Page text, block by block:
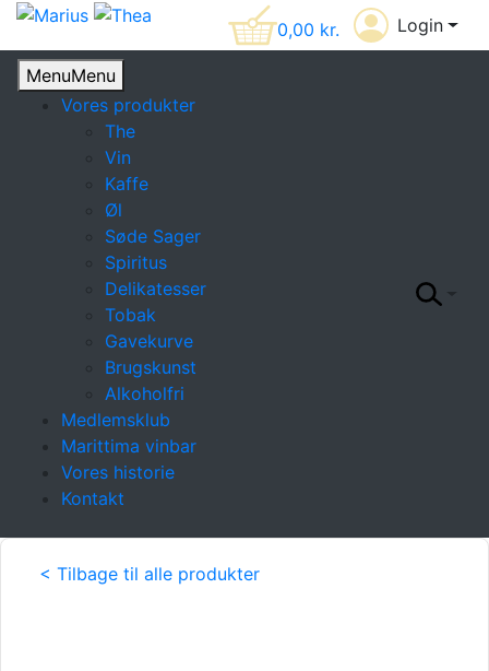
0,00 kr. Login
MenuMenu
Vores produkter
The
Vin
Kaffe
Øl
Søde Sager
Spiritus
Delikatesser
Tobak
Gavekurve
Brugskunst
Alkoholfri
Medlemsklub
Marittima vinbar
Vores historie
Kontakt
< Tilbage til alle produkter